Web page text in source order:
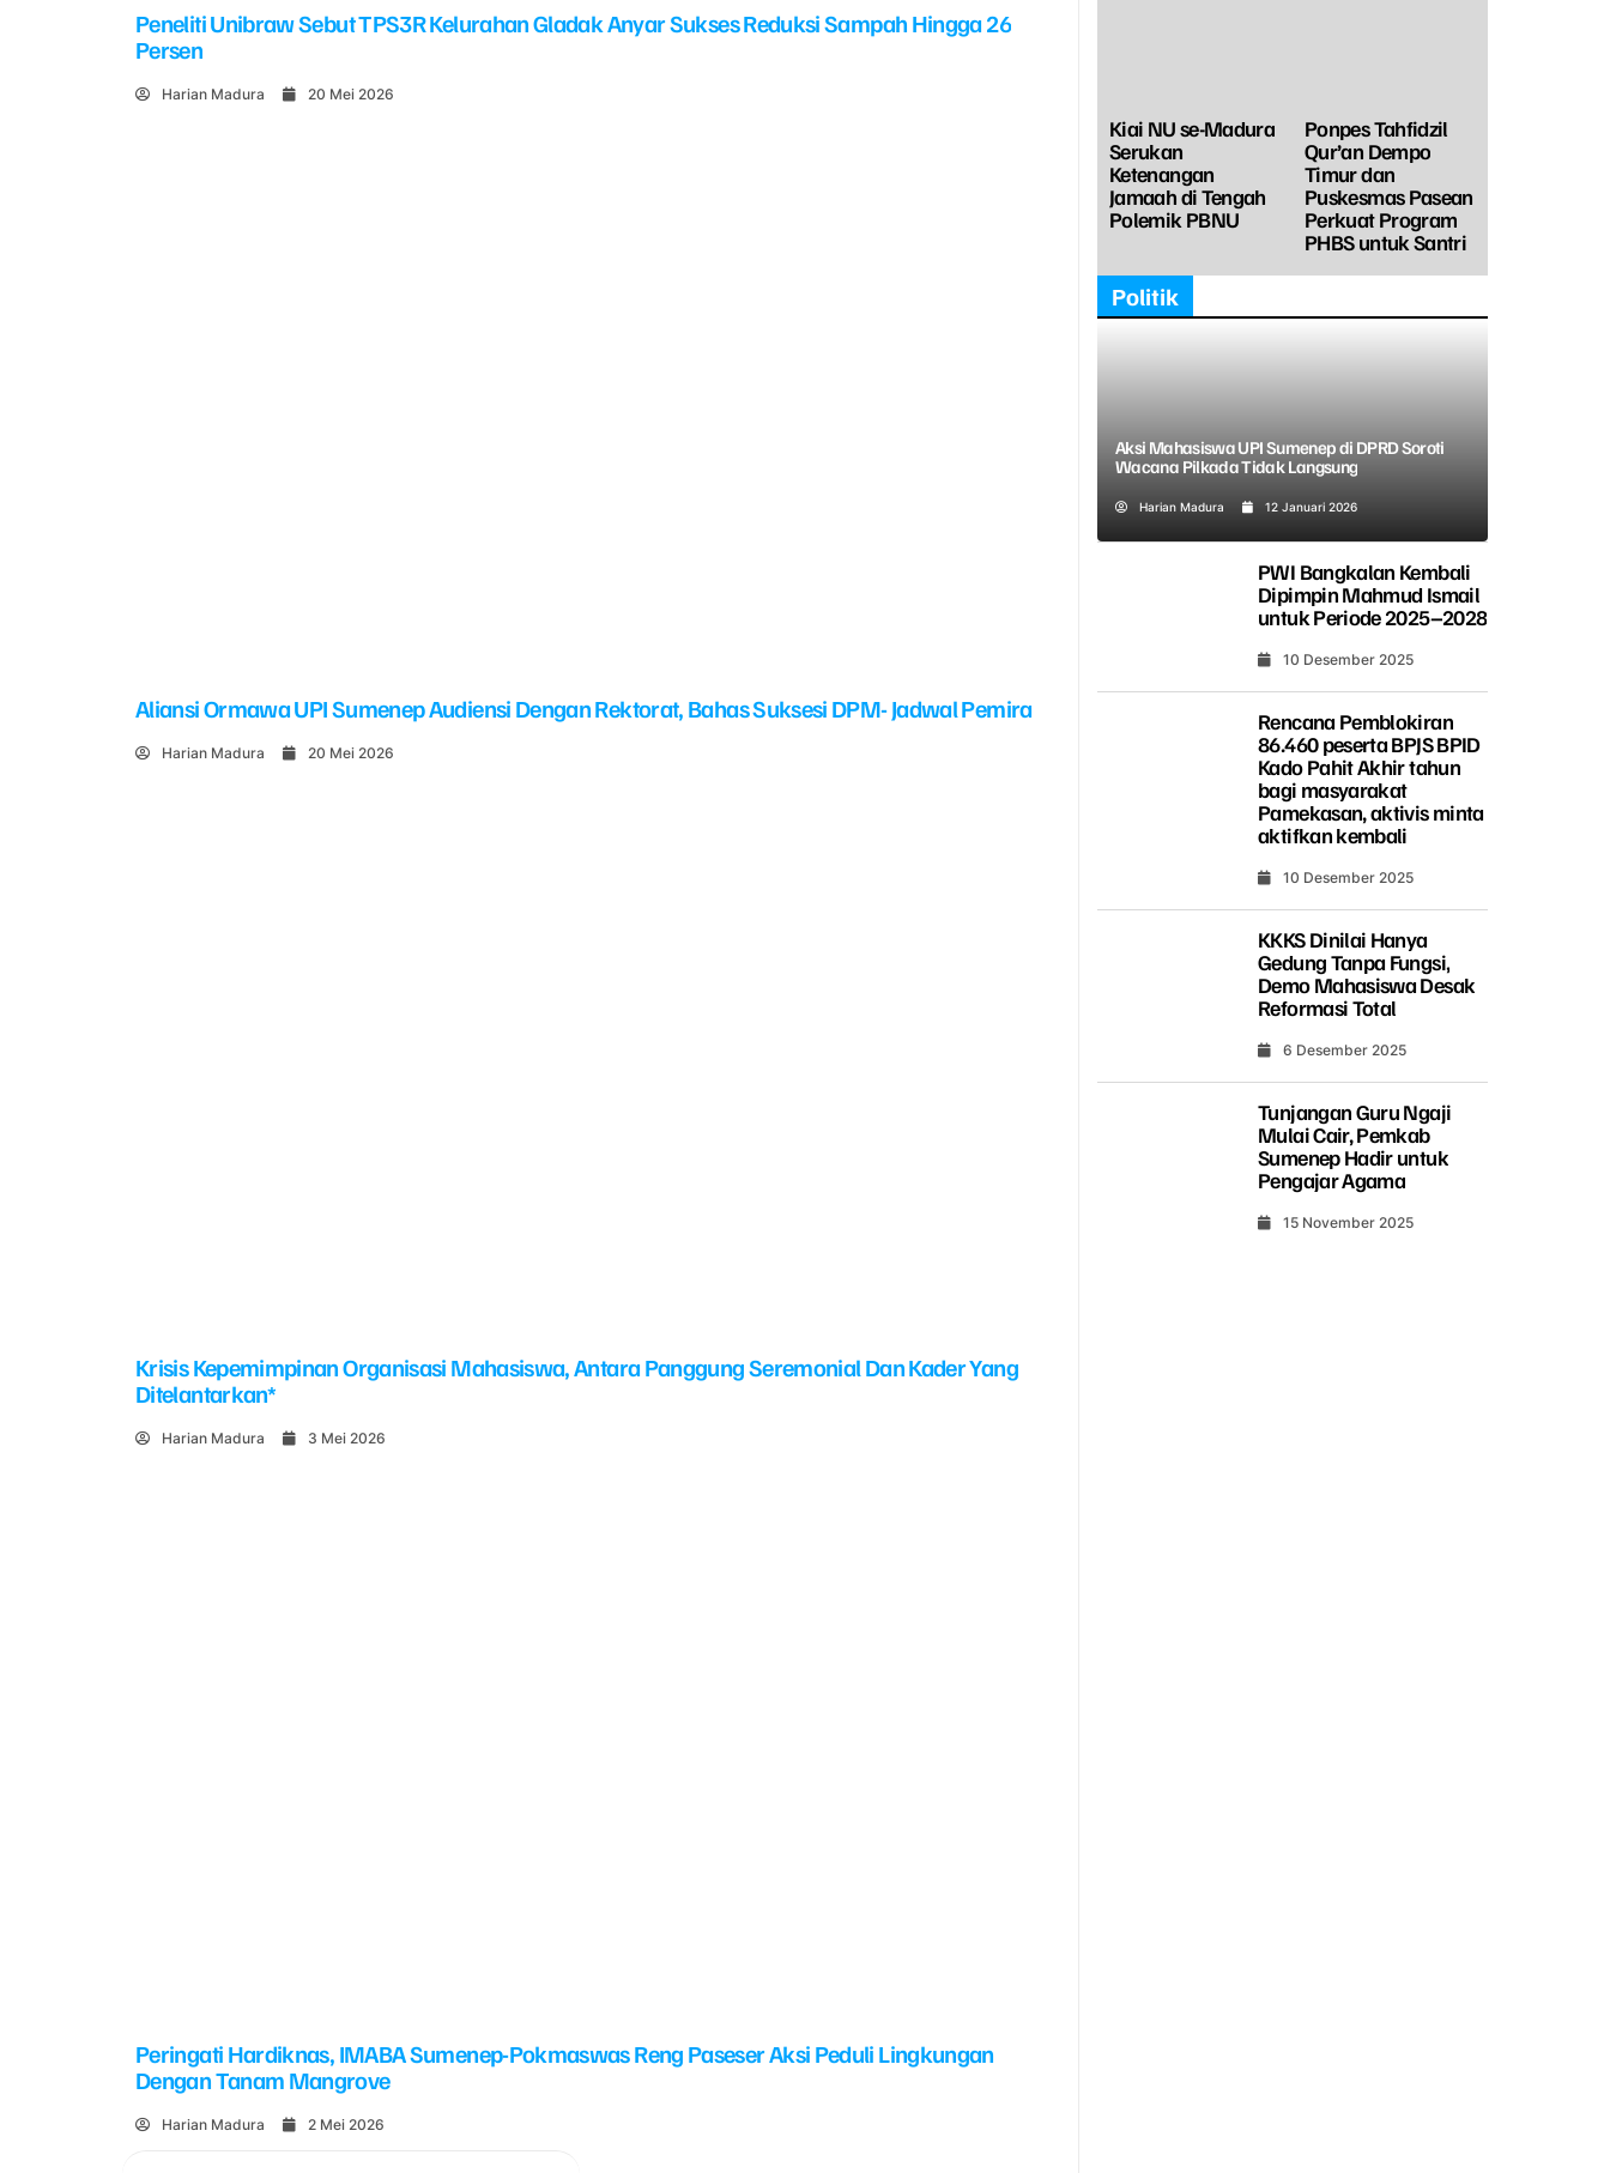
Peneliti Unibraw Sebut TPS3R Kelurahan Gladak Anyar Sukses Reduksi Sampah Hingga 26
Persen
Harian Madura 20 Mei 2026
Aliansi Ormawa UPI Sumenep Audiensi Dengan Rektorat, Bahas Suksesi DPM- Jadwal Pemira
Harian Madura 20 Mei 2026
Krisis Kepemimpinan Organisasi Mahasiswa, Antara Panggung Seremonial Dan Kader Yang
Ditelantarkan*
Harian Madura 3 Mei 2026
Peringati Hardiknas, IMABA Sumenep-Pokmaswas Reng Paseser Aksi Peduli Lingkungan
Dengan Tanam Mangrove
Harian Madura 2 Mei 2026
Kiai NU se-Madura
Serukan
Ketenangan
Jamaah di Tengah
Polemik PBNU
Ponpes Tahfidzil
Qur’an Dempo
Timur dan
Puskesmas Pasean
Perkuat Program
PHBS untuk Santri
Politik
Aksi Mahasiswa UPI Sumenep di DPRD Soroti
Wacana Pilkada Tidak Langsung
Harian Madura 12 Januari 2026
PWI Bangkalan Kembali
Dipimpin Mahmud Ismail
untuk Periode 2025–2028
10 Desember 2025
Rencana Pemblokiran
86.460 peserta BPJS BPID
Kado Pahit Akhir tahun
bagi masyarakat
Pamekasan, aktivis minta
aktifkan kembali
10 Desember 2025
KKKS Dinilai Hanya
Gedung Tanpa Fungsi,
Demo Mahasiswa Desak
Reformasi Total
6 Desember 2025
Tunjangan Guru Ngaji
Mulai Cair, Pemkab
Sumenep Hadir untuk
Pengajar Agama
15 November 2025